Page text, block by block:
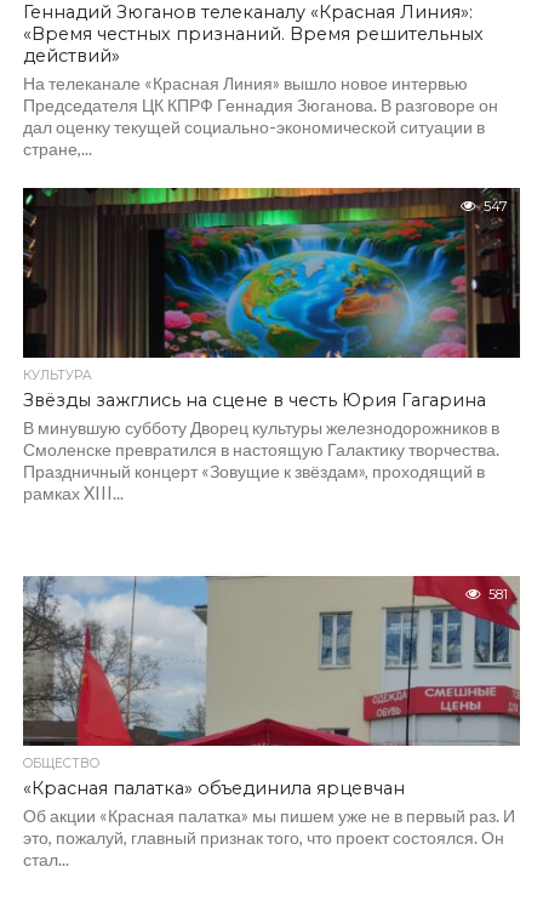
Геннадий Зюганов телеканалу «Красная Линия»:
«Время честных признаний. Время решительных
действий»
На телеканале «Красная Линия» вышло новое интервью
Председателя ЦК КПРФ Геннадия Зюганова. В разговоре он
дал оценку текущей социально-экономической ситуации в
стране,...
547
КУЛЬТУРА
Звёзды зажглись на сцене в честь Юрия Гагарина
В минувшую субботу Дворец культуры железнодорожников в
Смоленске превратился в настоящую Галактику творчества.
Праздничный концерт «Зовущие к звёздам», проходящий в
рамках XIII...
581
ОБЩЕСТВО
«Красная палатка» объединила ярцевчан
Об акции «Красная палатка» мы пишем уже не в первый раз. И
это, пожалуй, главный признак того, что проект состоялся. Он
стал...